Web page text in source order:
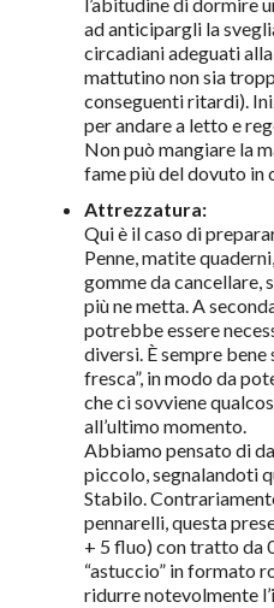
ad anticipargli la
circadiani adeguati
mattutino non sia
conseguenti ritardi).
per andare a letto e
Non può mangiare la
fame più del dovuto in
Attrezzatura:
Qui è il caso di
Penne, matite
gomme da cancellare,
più ne metta. A
potrebbe essere
diversi. È sempre bene
fresca”, in modo da
che ci sovviene
all’ultimo momento.
Abbiamo pensato di
piccolo, segnalandoti
Stabilo.
pennarelli, questa
+ 5 fluo) con tratto da
“astuccio” in formato
ridurre notevolmente